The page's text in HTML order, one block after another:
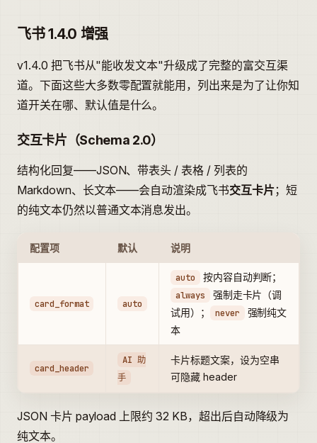
飞书 1.4.0 增强
v1.4.0 把飞书从"能收发文本"升级成了完整的富交互渠
道。下面这些大多数零配置就能用，列出来是为了让你知
道开关在哪、默认值是什么。
交互卡片（Schema 2.0）
结构化回复——JSON、带表头 / 表格 / 列表的
Markdown、长文本——会自动渲染成飞书交互卡片 ；短
的纯文本仍然以普通文本消息发出。
配置项 默认 说明
card_format auto
auto
按内容自动判断；
always
强制走卡片（调
试用）；
never
强制纯文
本
card_header
AI 助
手
卡片标题文案，设为空串
可隐藏 header
JSON 卡片 payload 上限约 32 KB，超出后自动降级为
纯文本。